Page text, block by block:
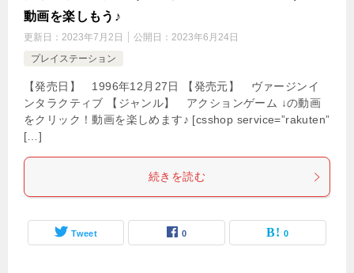
動画を楽しもう♪
更新日： 2023年7月2日 公開日： 2023年6月24日
プレイステーション
【発売日】 1996年12月27日 【発売元】 ヴァージンイ
ンタラクティブ 【ジャンル】 アクションゲーム ↓の動画
をクリック！動画を楽しめます♪ [csshop service=”rakuten”
[…]
続きを読む
Tweet 0 0